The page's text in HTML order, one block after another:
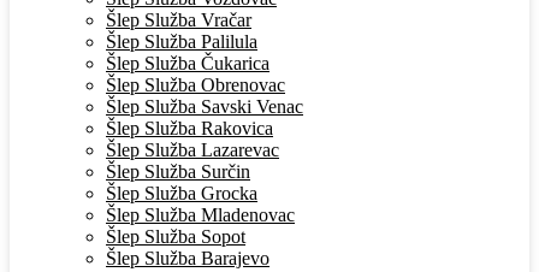
Šlep Služba Vračar
Šlep Služba Palilula
Šlep Služba Čukarica
Šlep Služba Obrenovac
Šlep Služba Savski Venac
Šlep Služba Rakovica
Šlep Služba Lazarevac
Šlep Služba Surčin
Šlep Služba Grocka
Šlep Služba Mladenovac
Šlep Služba Sopot
Šlep Služba Barajevo